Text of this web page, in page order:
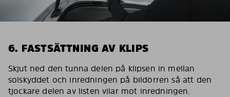
6. FASTSÄTTNING AV KLIPS
Skjut ned den tunna delen på klipsen in mellan
solskyddet och inredningen på bildörren så att den
tjockare delen av listen vilar mot inredningen.